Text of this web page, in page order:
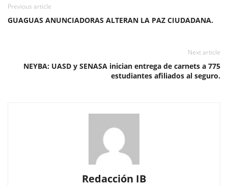
Previous article
GUAGUAS ANUNCIADORAS ALTERAN LA PAZ CIUDADANA.
Next article
NEYBA: UASD y SENASA inician entrega de carnets a 775
estudiantes afiliados al seguro.
Redacción IB